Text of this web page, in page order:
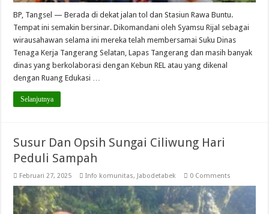
BP, Tangsel — Berada di dekat jalan tol dan Stasiun Rawa Buntu.
Tempat ini semakin bersinar. Dikomandani oleh Syamsu Rijal sebagai
wirausahawan selama ini mereka telah membersamai Suku Dinas
Tenaga Kerja Tangerang Selatan, Lapas Tangerang dan masih banyak
dinas yang berkolaborasi dengan Kebun REL atau yang dikenal
dengan Ruang Edukasi …
Selanjutnya
Susur Dan Opsih Sungai Ciliwung Hari
Peduli Sampah
Februari 27, 2025 Info komunitas, Jabodetabek 0 Comments